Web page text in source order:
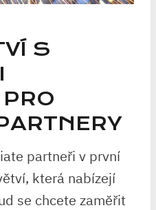
S
partneři v první
která nabízejí
se chcete zaměřit